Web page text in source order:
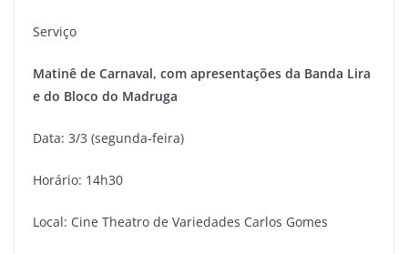
Serviço
Matinê de Carnaval, com apresentações da Banda Lira
e do Bloco do Madruga
Data: 3/3 (segunda-feira)
Horário: 14h30
Local: Cine Theatro de Variedades Carlos Gomes